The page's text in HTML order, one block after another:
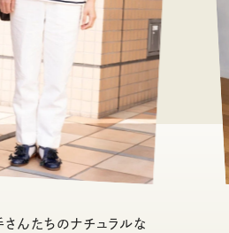
さんたちのナチュラルな